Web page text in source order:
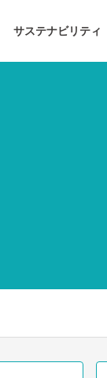
サステナビリティ